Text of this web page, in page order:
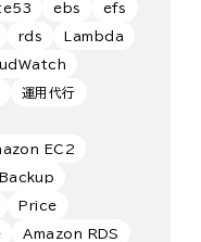
ebs efs
rds Lambda
運用代行
EC2
Price
Amazon RDS